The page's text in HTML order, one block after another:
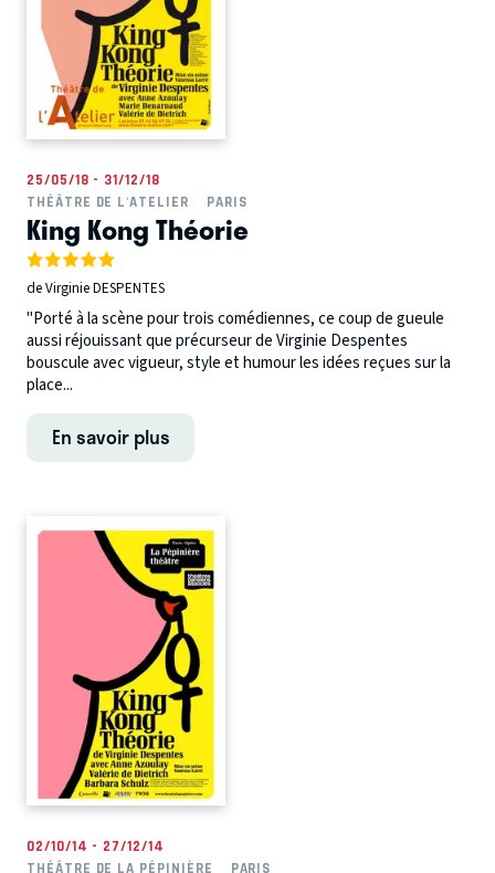
25/05/18 - 31/12/18
THÉÂTRE DE L'ATELIER
PARIS
King Kong Théorie
de Virginie DESPENTES
"Porté à la scène pour trois comédiennes, ce coup de gueule
aussi réjouissant que précurseur de Virginie Despentes
bouscule avec vigueur, style et humour les idées reçues sur la
place...
En savoir plus
02/10/14 - 27/12/14
THÉÂTRE DE LA PÉPINIÈRE
PARIS